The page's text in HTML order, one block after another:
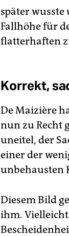
später wusste
Fallhöhe für
flatterhaften
Korrekt,
De Maizière
nun zu Recht
uneitel, der
einer der
unbehausten
Diesem Bild
ihm.